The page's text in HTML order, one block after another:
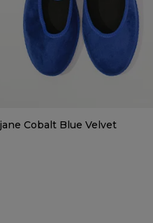
Cobalt Blue Velvet